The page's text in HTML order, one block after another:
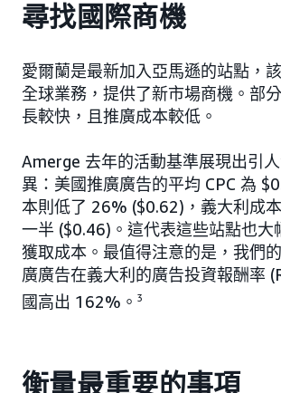
尋找國際商機
愛爾蘭是最新加入亞馬遜的站點，
全球業務，提供了新市場商機。部
長較快，且推廣成本較低。
Amerge 去年的活動基準展現出引
異：美國推廣廣告的平均 CPC 為
本則低了 26% ($0.62)，義大利成
一半 ($0.46)。這代表這些站點也大
獲取成本。最值得注意的是，我們
廣廣告在義大利的廣告投資報酬率
國高出 162%。 3
衡量最重要的事項